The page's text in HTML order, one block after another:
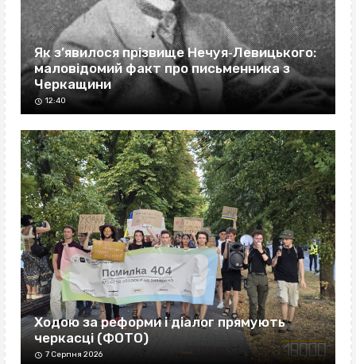
Як з’явилося прізвище Нечуя‐Левицького:
маловідомий факт про письменника з
Черкащини
12:40
Ходою за реформи і діалог прямують
черкасці (ФОТО)
7 Серпня 2026